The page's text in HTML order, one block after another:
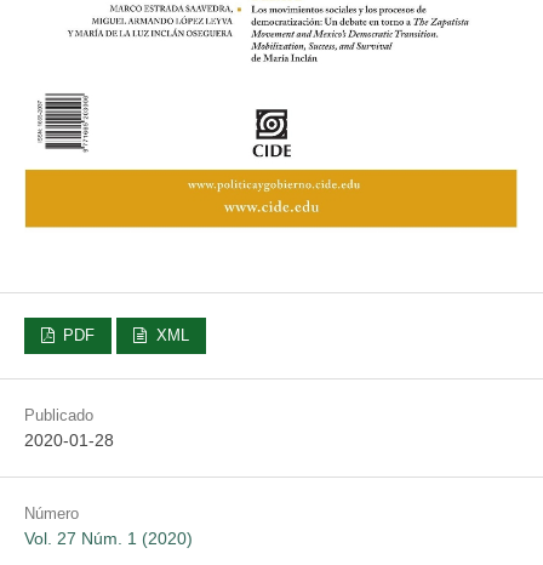
PDF XML
Publicado
2020-01-28
Número
Vol. 27 Núm. 1 (2020)